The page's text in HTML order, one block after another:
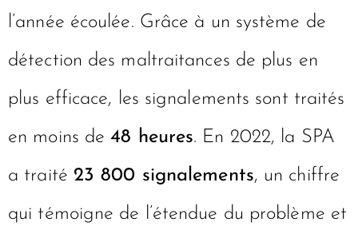
l’année écoulée. Grâce à un système de
détection des maltraitances de plus en
plus efficace, les signalements sont traités
en moins de48 heures. En 2022, la SPA
a traité 23 800 signalements, un chiffre
qui témoigne de l’étendue du problème et